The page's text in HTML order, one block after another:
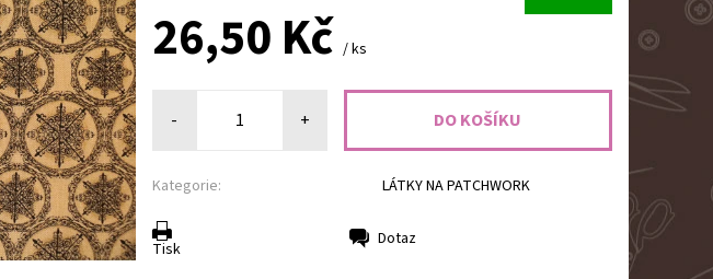
26,50 Kč / ks
- +
Kategorie: LÁTKY NA PATCHWORK
Tisk Dotaz